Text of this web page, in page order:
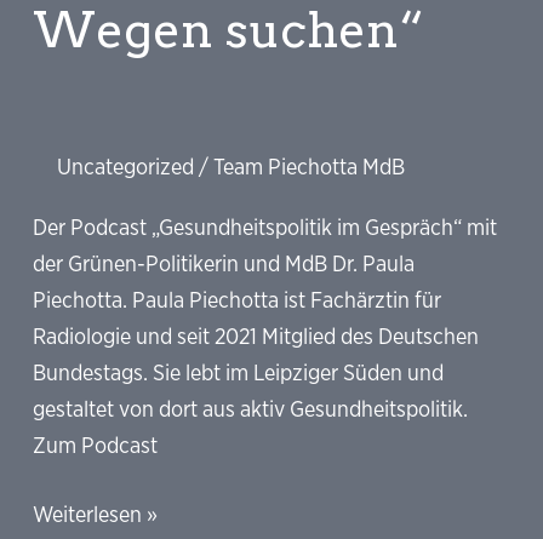
Wegen suchen“
Uncategorized /Team Piechotta MdB
Der Podcast „Gesundheitspolitik im Gespräch“ mit
der Grünen-Politikerin und MdB Dr. Paula
Piechotta. Paula Piechotta ist Fachärztin für
Radiologie und seit 2021 Mitglied des Deutschen
Bundestags. Sie lebt im Leipziger Süden und
gestaltet von dort aus aktiv Gesundheitspolitik.
Zum Podcast
TK:
Weiterlesen »